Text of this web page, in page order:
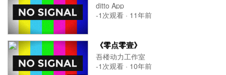
ditto App
-1次观看 · 11年前
《零点零壹》
吾楼动力工作室
-1次观看 · 10年前